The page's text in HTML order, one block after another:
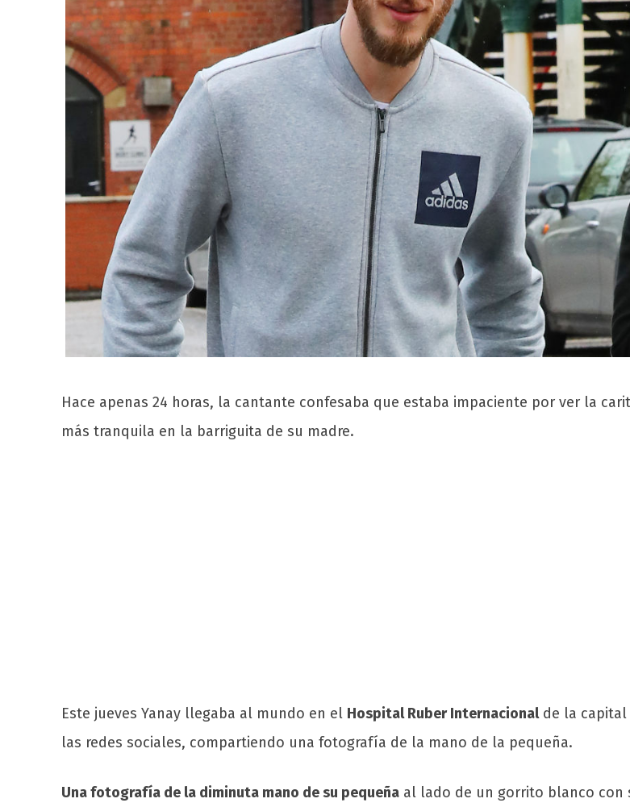
Hace apenas 24 horas, la cantante confesaba que estaba impaciente por ver la
más tranquila en la barriguita de su madre.
Este jueves Yanay llegaba al mundo en el Hospital Ruber Internacionalde la capital
las redes sociales, compartiendo una fotografía de la mano de la pequeña.
Una fotografía de la diminuta mano de su pequeña al lado de un gorrito blanco con